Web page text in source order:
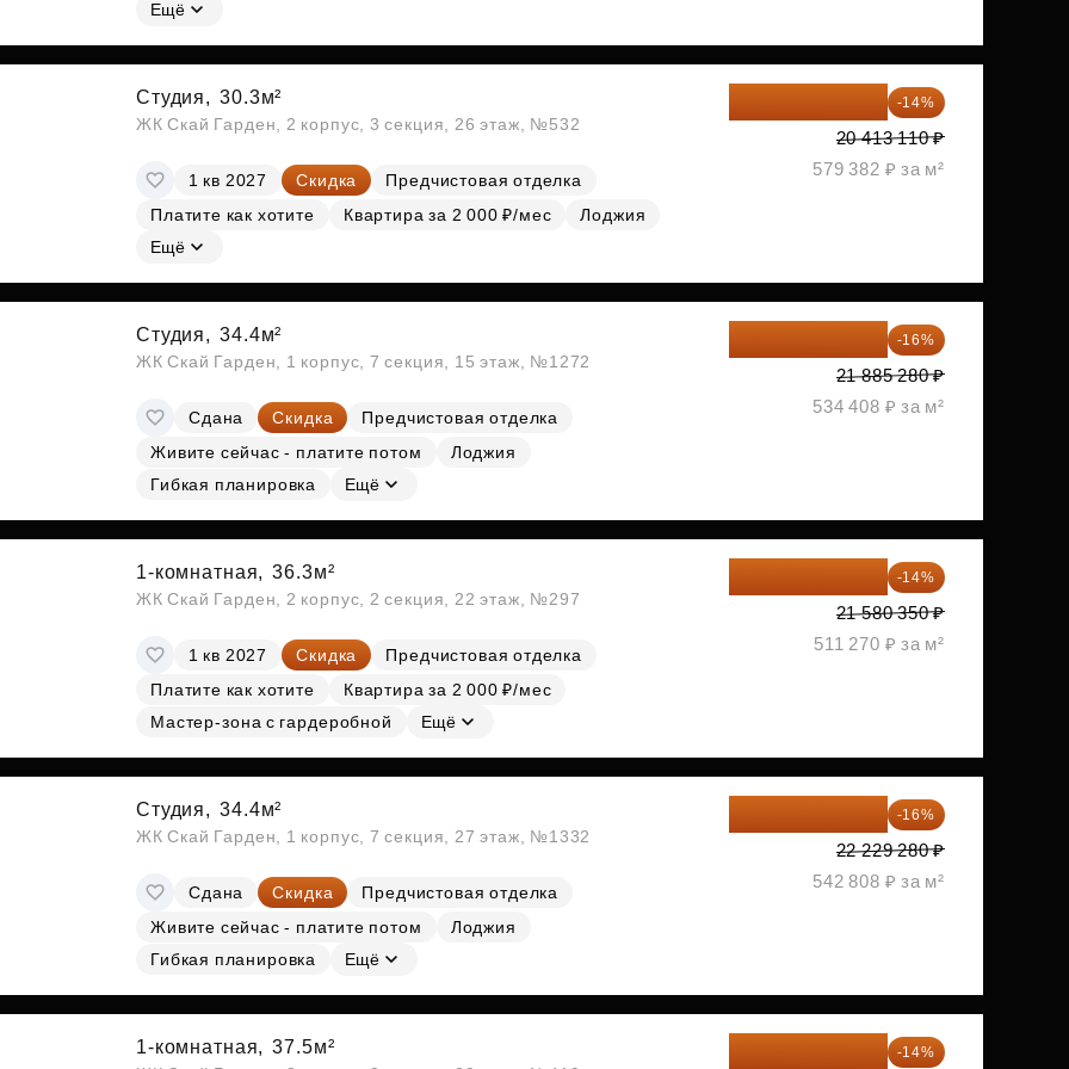
Субсидии
Ещё
Студия, 30.3м²
ЖК Скай Гарден, 2 корпус, 3 секция, 26 этаж, №532
1 кв 2027 Скидка
Предчистовая отделка
Платите как хотите
Квартира за 2 000 ₽/мес
Лоджия
Ещё
-14%
20 413 110 ₽
579 382 ₽ за м²
Студия, 34.4м²
ЖК Скай Гарден, 1 корпус, 7 секция, 15 этаж, №1272
Сдана Скидка
Предчистовая отделка
Живите сейчас - платите потом
Лоджия
Гибкая планировка
Ещё
-16%
21 885 280 ₽
534 408 ₽ за м²
1-комнатная, 36.3м²
ЖК Скай Гарден, 2 корпус, 2 секция, 22 этаж, №297
1 кв 2027 Скидка
Предчистовая отделка
Платите как хотите
Квартира за 2 000 ₽/мес
Мастер-зона с гардеробной
Ещё
-14%
21 580 350 ₽
511 270 ₽ за м²
Студия, 34.4м²
ЖК Скай Гарден, 1 корпус, 7 секция, 27 этаж, №1332
Сдана Скидка
Предчистовая отделка
Живите сейчас - платите потом
Лоджия
Гибкая планировка
Ещё
-16%
22 229 280 ₽
542 808 ₽ за м²
1-комнатная, 37.5м² -14%